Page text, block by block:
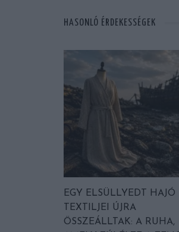
HASONLÓ ÉRDEKESSÉGEK
EGY ELSÜLLYEDT HAJÓ
TEXTILJEI ÚJRA
ÖSSZEÁLLTAK: A RUHA,